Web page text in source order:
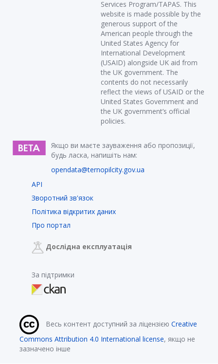
Services Program/TAPAS. This
website is made possible by the
generous support of the
American people through the
United States Agency for
International Development
(USAID) alongside UK aid from
the UK government. The
contents do not necessarily
reflect the views of USAID or the
United States Government and
the UK government’s official
policies.
Якщо ви маєте зауваження або пропозиції,
будь ласка, напишіть нам:
opendata@ternopilcity.gov.ua
API
Зворотний зв'язок
Політика відкритих даних
Про портал
Дослідна експлуатація
За підтримки
Весь контент доступний за ліцензією Creative
Commons Attribution 4.0 International license, якщо не
зазначено інше